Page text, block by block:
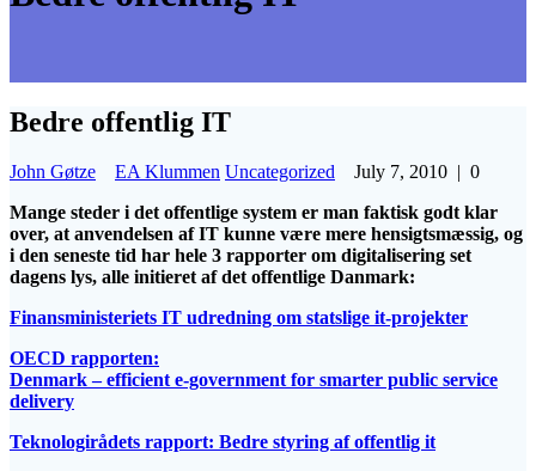
Bedre offentlig IT
John Gøtze EA Klummen Uncategorized July 7, 2010 | 0
Mange steder i det offentlige system er man faktisk godt klar
over, at anvendelsen af IT kunne være mere hensigtsmæssig, og
i den seneste tid har hele 3 rapporter om digitalisering set
dagens lys, alle initieret af det offentlige Danmark:
Finansministeriets IT udredning om statslige it-projekter
OECD rapporten:
Denmark – efficient e-government for smarter public service
delivery
Teknologirådets rapport: Bedre styring af offentlig it